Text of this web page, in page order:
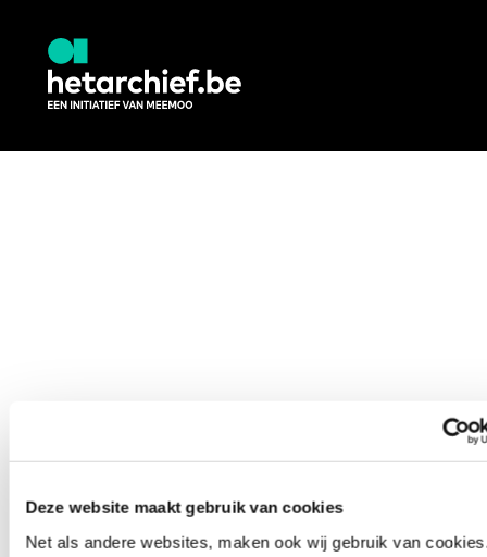
Deze website maakt gebruik van cookies
Net als andere websites, maken ook wij gebruik van